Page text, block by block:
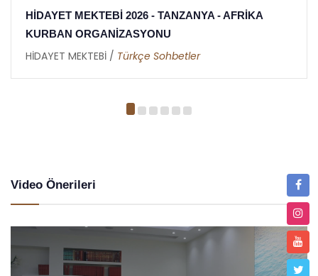
- AFRİKA
HİDAYET MEKTEBİ 2026 İFTAR
TANZANYA - AFRİKA
HİDAYET MEKTEBİ /
Video Önerileri